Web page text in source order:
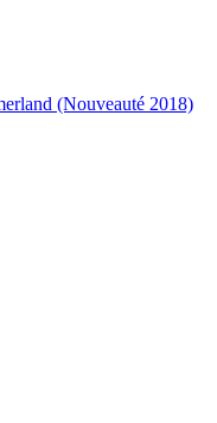
(Nouveauté 2018)